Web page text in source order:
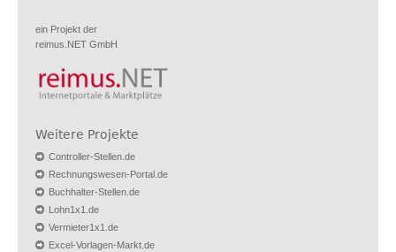
ein Projekt der
reimus.NET GmbH
Weitere Projekte
Controller-Stellen.de
Rechnungswesen-Portal.de
Buchhalter-Stellen.de
Lohn1x1.de
Vermieter1x1.de
Excel-Vorlagen-Markt.de